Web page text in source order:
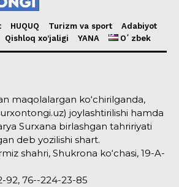
HUQUQ Turizm va sport
Adabiyot
Qishloq xo’jaligi YANA Oʻzbek
maqolalargan ko‘chirilganda,
joylashtirilishi hamda
Surxana birlashgan tahririyati
deb yozilishi shart.
shahri, Shukrona ko‘chasi, 19-A-
92, 76--224-23-85